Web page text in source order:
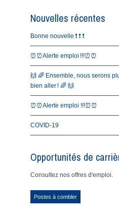
Nouvelles récentes
Bonne nouvelle ❗️ ❗️ ❗️
⏰⏰Alerte emploi !!!⏰⏰
🙌 🌈 Ensemble, nous serons
bien aller ! 🌈 🙌
⏰⏰Alerte emploi !!!⏰⏰
COVID-19
Opportunités de
Consultez nos offres d'emploi.
Postes à combler